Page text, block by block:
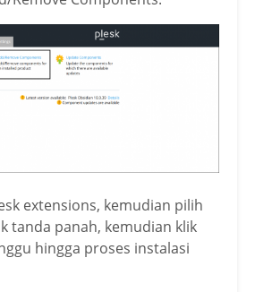
extensions, kemudian pilih
tanda panah, kemudian klik
hingga proses instalasi